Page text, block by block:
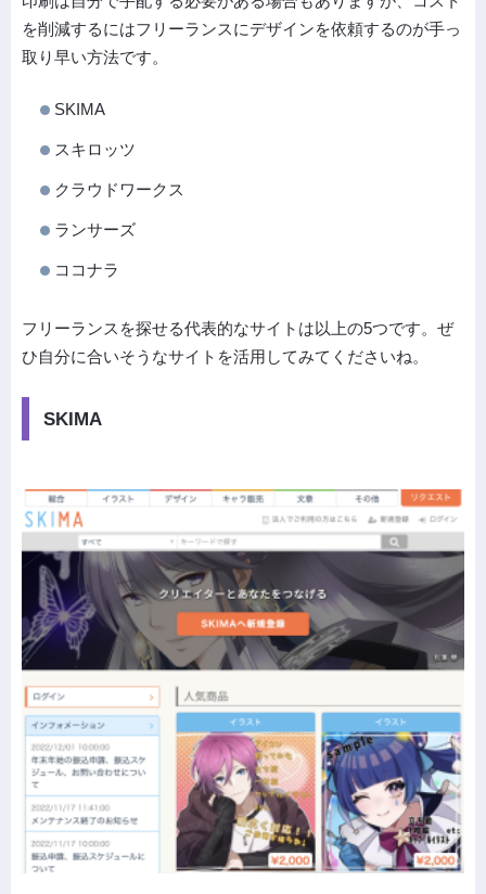
を削減するにはフリーランスにデザインを依頼するのが手っ
取り早い方法です。
SKIMA
スキロッツ
クラウドワークス
ランサーズ
ココナラ
フリーランスを探せる代表的なサイトは以上の5つです。ぜ
ひ自分に合いそうなサイトを活用してみてくださいね。
SKIMA